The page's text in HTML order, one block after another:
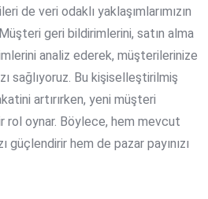
de veri odaklı yaklaşımlarımızın
geri bildirimlerini, satın alma
analiz ederek, müşterilerinize
sağlıyoruz. Bu kişiselleştirilmiş
artırırken, yeni müşteri
rol oynar. Böylece, hem mevcut
güçlendirir hem de pazar payınızı